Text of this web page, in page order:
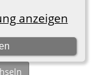
anzeigen
© 2001-2026.